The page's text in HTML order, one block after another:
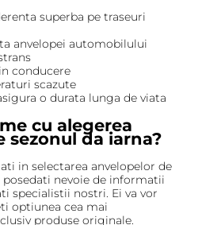
superba pe traseuri
anvelopei automobilului
conducere
scazute
o durata lunga de viata
cu alegerea
sezonul da iarna?
in selectarea anvelopelor de
nevoie de informatii
specialistii nostri. Ei va vor
optiunea cea mai
produse originale.